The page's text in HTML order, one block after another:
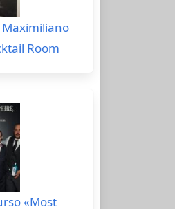
Room
«Most